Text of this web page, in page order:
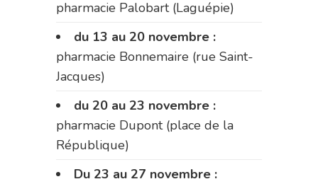
pharmacie Palobart (Laguépie)
du 13 au 20 novembre :
pharmacie Bonnemaire (rue Saint-
Jacques)
du 20 au 23 novembre :
pharmacie Dupont (place de la
République)
Du 23 au 27 novembre :